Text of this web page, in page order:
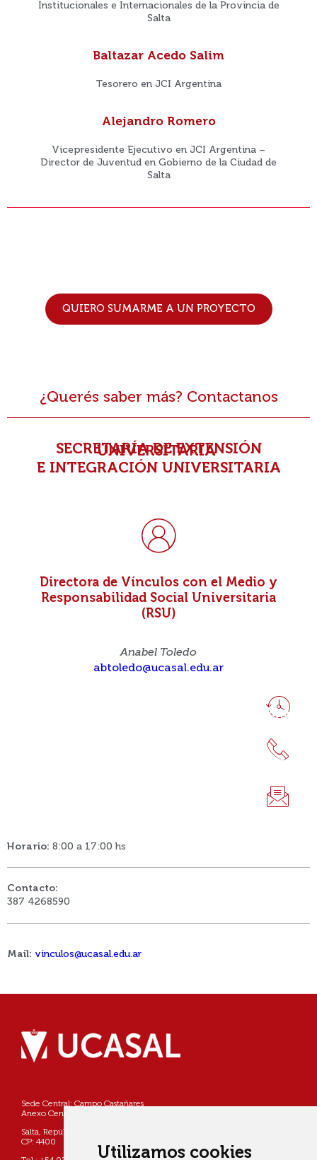
Utilizamos cookies
Institucionales e Internacionales de la Provincia de
Salta
Baltazar Acedo Salim
Tesorero en JCI Argentina
Alejandro Romero
Vicepresidente Ejecutivo en JCI Argentina –
Director de Juventud en Gobierno de la Ciudad de
Salta
QUIERO SUMARME A UN PROYECTO
¿Querés saber más? Contactanos
SECRETARÍA DE EXTENSIÓN
UNIVERSITARIA
E INTEGRACIÓN UNIVERSITARIA
Directora de Vínculos con el Medio y
Responsabilidad Social Universitaria
(RSU)
Anabel Toledo
abtoledo@ucasal.edu.ar
Horario: 8:00 a 17:00 hs
Contacto:
387 4268590
Mail: vinculos@ucasal.edu.ar
Sede Central: Campo Castañares
Anexo Centro: Pellegrini 790
Salta, República Argentina
CP: 4400